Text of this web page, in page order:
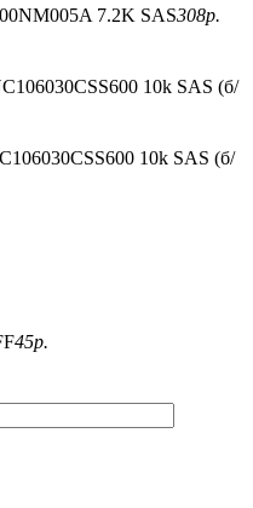
7.2K SAS308р.
10k SAS (б/
10k SAS (б/
45р.